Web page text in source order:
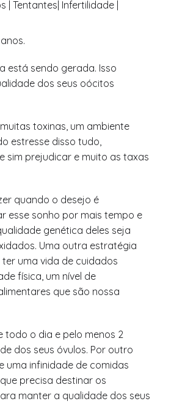
está sendo gerada. Isso
dos seus oócitos
toxinas, um ambiente
estresse disso tudo,
sim prejudicar e muito as taxas
quando o desejo é
esse sonho por mais tempo e
genética deles seja
Uma outra estratégia
uma vida de cuidados
física, um nível de
que são nossa
todo o dia e pelo menos 2
dos seus óvulos. Por outro
uma infinidade de comidas
precisa destinar os
manter a qualidade dos seus